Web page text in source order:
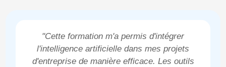
"Cette formation m'a permis d'intégrer
l'intelligence artificielle dans mes projets
d'entreprise de manière efficace. Les outils